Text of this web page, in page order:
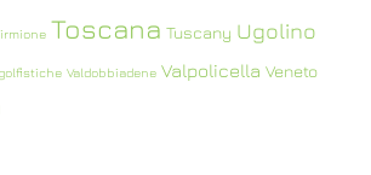
Toscana Tuscany Ugolino
Valdobbiadene Valpolicella Veneto